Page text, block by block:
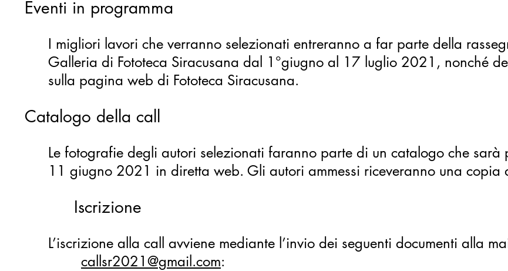
Eventi in programma
I migliori lavori che verranno selezionati entreranno a far parte della
Galleria di Fototeca Siracusana dal 1°giugno al 17 luglio 2021, nonché
sulla pagina web di Fototeca Siracusana.
Catalogo della call
Le fotografie degli autori selezionati faranno parte di un catalogo che sarà
11 giugno 2021 in diretta web. Gli autori ammessi riceveranno una
Iscrizione
L’iscrizione alla call avviene mediante l’invio dei seguenti documenti alla
callsr2021@gmail.com: